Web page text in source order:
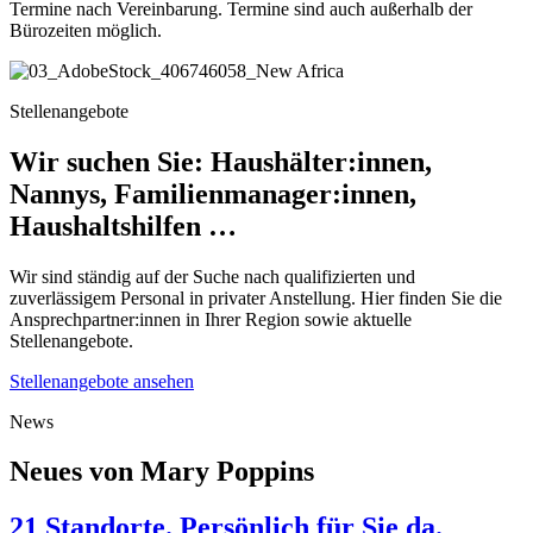
Termine nach Vereinbarung. Termine sind auch außerhalb der
Bürozeiten möglich.
Stellenangebote
Wir suchen Sie: Haushälter:innen,
Nannys, Familienmanager:innen,
Haushaltshilfen …
Wir sind ständig auf der Suche nach qualifizierten und
zuverlässigem Personal in privater Anstellung. Hier finden Sie die
Ansprechpartner:innen in Ihrer Region sowie aktuelle
Stellenangebote.
Stellenangebote ansehen
News
Neues von Mary Poppins